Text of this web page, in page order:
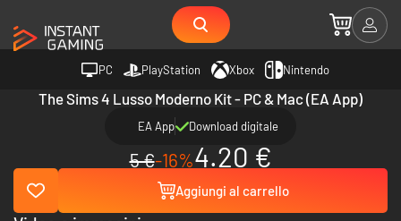
PC PlayStation Xbox Nintendo
The Sims 4 Lusso Moderno Kit - PC & Mac (EA App)
EA App Download digitale
5 €-16%4.20 €
Aggiungi al carrello